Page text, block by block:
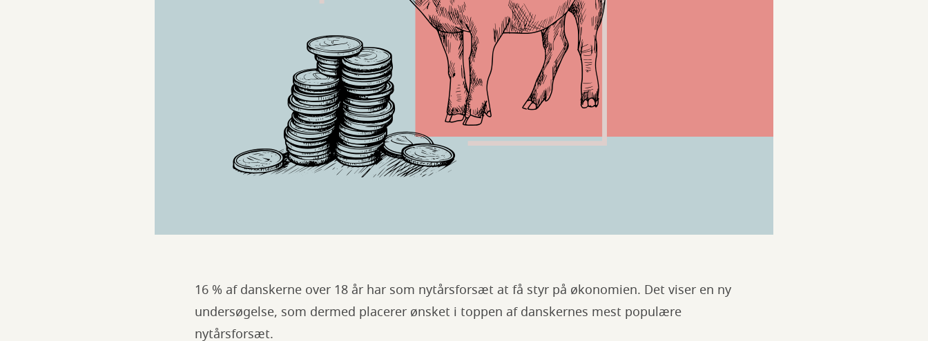
16 % af danskerne over 18 år har som nytårsforsæt at få styr på økonomien. Det viser en ny
undersøgelse, som dermed placerer ønsket i toppen af danskernes mest populære
nytårsforsæt.